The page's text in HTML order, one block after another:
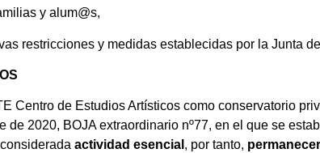
y alum@s,
restricciones y medidas establecidas por la Junta
Centro de Estudios Artísticos como conservatorio
de 2020, BOJA extraordinario nº77, en el que se
actividad esencial , por tanto,